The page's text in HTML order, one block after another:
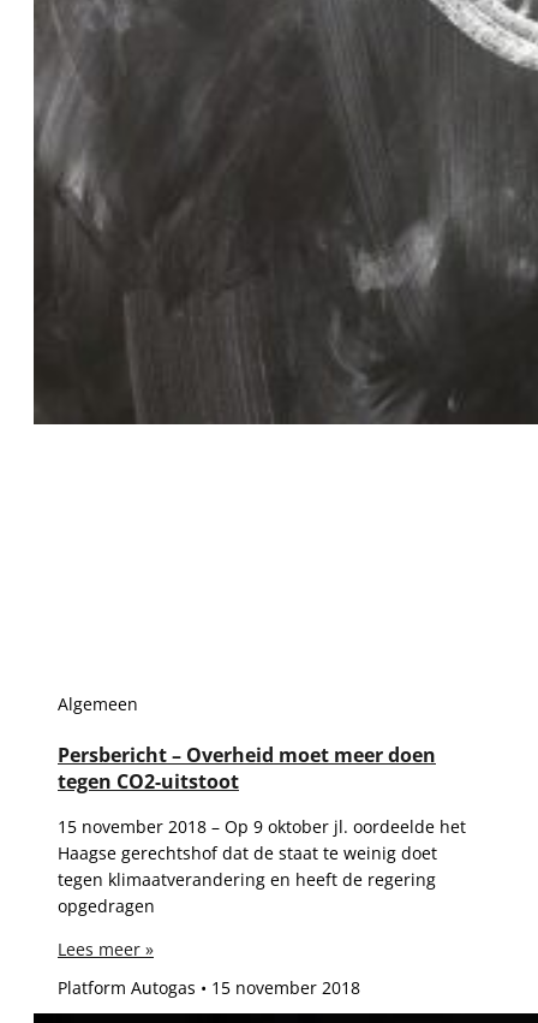
Algemeen
Persbericht – Overheid moet meer doen
tegen CO2-uitstoot
15 november 2018 – Op 9 oktober jl. oordeelde het
Haagse gerechtshof dat de staat te weinig doet
tegen klimaatverandering en heeft de regering
opgedragen
Lees meer »
Platform Autogas
15 november 2018